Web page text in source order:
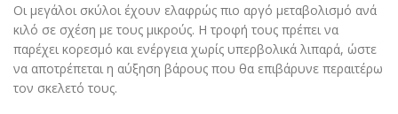
Οι μεγάλοι σκύλοι έχουν ελαφρώς πιο αργό μεταβολισμό ανά
κιλό σε σχέση με τους μικρούς. Η τροφή τους πρέπει να
παρέχει κορεσμό και ενέργεια χωρίς υπερβολικά λιπαρά, ώστε
να αποτρέπεται η αύξηση βάρους που θα επιβάρυνε περαιτέρω
τον σκελετό τους.